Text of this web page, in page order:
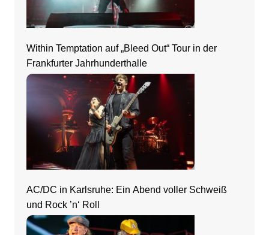
Within Temptation auf „Bleed Out“ Tour in der
Frankfurter Jahrhunderthalle
AC/DC in Karlsruhe: Ein Abend voller Schweiß
und Rock ’n‘ Roll